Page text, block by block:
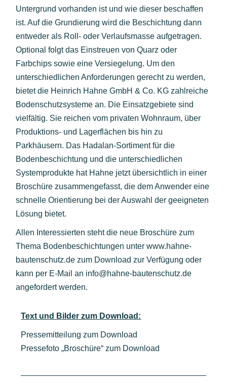
Untergrund vorhanden ist und wie dieser beschaffen
ist. Auf die Grundierung wird die Beschichtung dann
entweder als Roll- oder Verlaufsmasse aufgetragen.
Optional folgt das Einstreuen von Quarz oder
Farbchips sowie eine Versiegelung. Um den
unterschiedlichen Anforderungen gerecht zu werden,
bietet die Heinrich Hahne GmbH & Co. KG zahlreiche
Bodenschutzsysteme an. Die Einsatzgebiete sind
vielfältig. Sie reichen vom privaten Wohnraum, über
Produktions- und Lagerflächen bis hin zu
Parkhäusern. Das Hadalan-Sortiment für die
Bodenbeschichtung und die unterschiedlichen
Systemprodukte hat Hahne jetzt übersichtlich in einer
Broschüre zusammengefasst, die dem Anwender eine
schnelle Orientierung bei der Auswahl der geeigneten
Lösung bietet.
Allen Interessierten steht die neue Broschüre zum
Thema Bodenbeschichtungen unter www.hahne-
bautenschutz.de zum Download zur Verfügung oder
kann per E-Mail an info@hahne-bautenschutz.de
angefordert werden.
Text und Bilder zum Download:
Pressemitteilung zum Download
Pressefoto „Broschüre“ zum Download